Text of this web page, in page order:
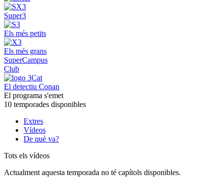
Super3
Els més petits
Els més grans
SuperCampus
Club
El detectiu Conan
El programa s'emet
10 temporades disponibles
Extres
Vídeos
De què va?
Tots els vídeos
Actualment aquesta temporada no té capítols disponibles.